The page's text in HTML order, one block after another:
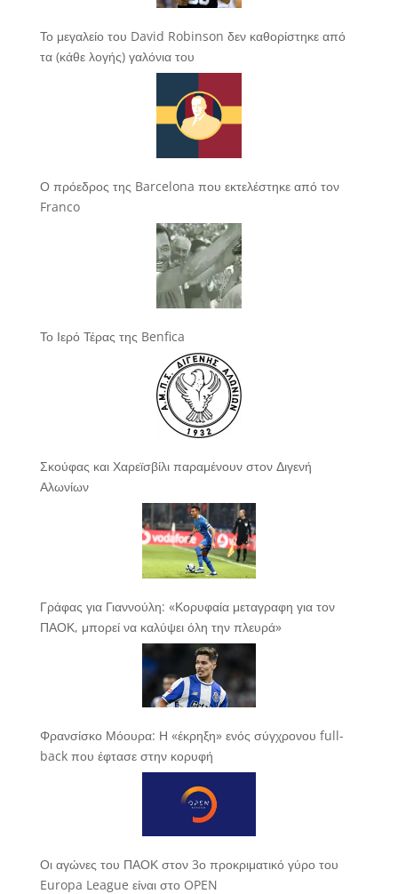
Το μεγαλείο του David Robinson δεν καθορίστηκε από
τα (κάθε λογής) γαλόνια του
Ο πρόεδρος της Barcelona που εκτελέστηκε από τον
Franco
Το Ιερό Τέρας της Benfica
Σκούφας και Χαρεϊσβίλι παραμένουν στον Διγενή
Αλωνίων
Γράφας για Γιαννούλη: «Κορυφαία μεταγραφη για τον
ΠΑΟΚ, μπορεί να καλύψει όλη την πλευρά»
Φρανσίσκο Μόουρα: Η «έκρηξη» ενός σύγχρονου full-
back που έφτασε στην κορυφή
Οι αγώνες του ΠΑΟΚ στον 3ο προκριματικό γύρο του
Europa League είναι στο OPEN